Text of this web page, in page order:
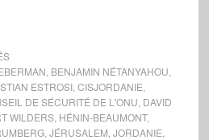
BENJAMIN NÉTANYAHOU
ESTROSI, CISJORDANIE
DE SÉCURITÉ DE L'ONU DAVID
WILDERS, HÉNIN-BEAUMONT,
, JÉRUSALEM JORDANIE